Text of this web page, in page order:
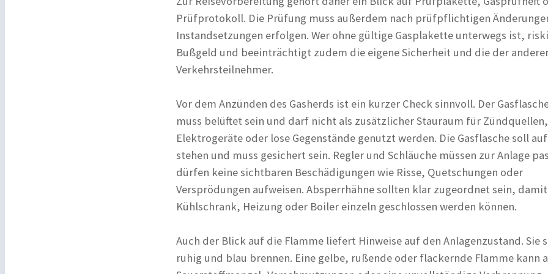
Prüfprotokoll. Die Prüfung muss außerdem nach prüfpflichtigen
Instandsetzungen erfolgen. Wer ohne gültige Gasplakette unterwegs ist,
Bußgeld und beeinträchtigt zudem die eigene Sicherheit und die der
Verkehrsteilnehmer.
Vor dem Anzünden des Gasherds ist ein kurzer Check sinnvoll. Der
muss belüftet sein und darf nicht als zusätzlicher Stauraum für
Elektrogeräte oder lose Gegenstände genutzt werden. Die Gasflasche soll
stehen und muss gesichert sein. Regler und Schläuche müssen zur Anlage
dürfen keine sichtbaren Beschädigungen wie Risse, Quetschungen oder
Versprödungen aufweisen. Absperrhähne sollten klar zugeordnet sein,
Kühlschrank, Heizung oder Boiler einzeln geschlossen werden können.
Auch der Blick auf die Flamme liefert Hinweise auf den Anlagenzustand. Sie
ruhig und blau brennen. Eine gelbe, rußende oder flackernde Flamme kann